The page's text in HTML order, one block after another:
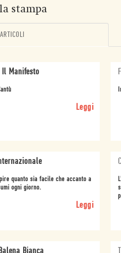
stampa
ARTICOLI
Il Manifesto
Leggi
quanto sia facile che accanto a
ogni giorno.
Leggi
Bianca